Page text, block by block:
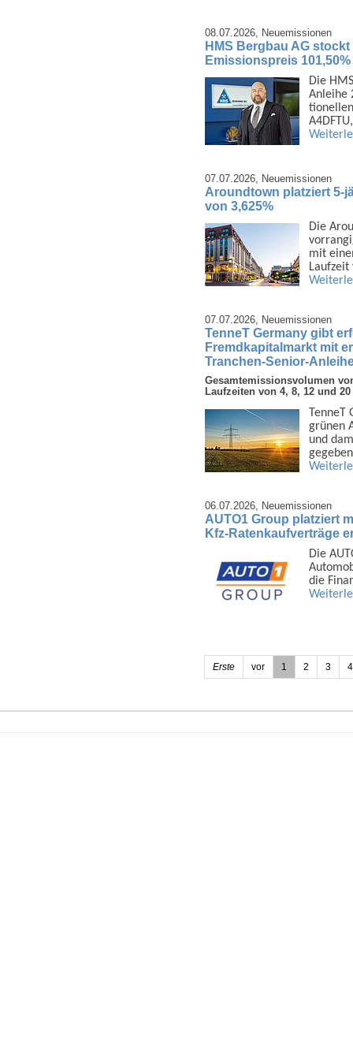
08.07.2026, Neuemissionen
HMS Bergbau AG stockt
Emissionspreis 101,50%
Die
Anleihe
07.07.2026, Neuemissionen
Aroundtown platziert 5-
von 3,625%
Die
mit
Laufzeit
07.07.2026, Neuemissionen
TenneT Germany gibt
Fremdkapitalmarkt mit
Tranchen-Senior-
Gesamtemissionsvolumen
Laufzeiten von 4, 8, 12 und
grünen
und
06.07.2026, Neuemissionen
AUTO1 Group platziert
Kfz-Ratenkaufverträge
Die
die
Erste vor 1 2 3 4